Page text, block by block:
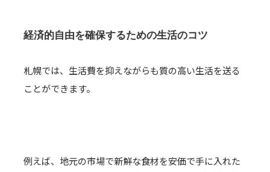
経済的自由を確保するための生活のコツ
札幌では、生活費を抑えながらも質の高い生活を送る
ことができます。
例えば、地元の市場で新鮮な食材を安価で手に入れた